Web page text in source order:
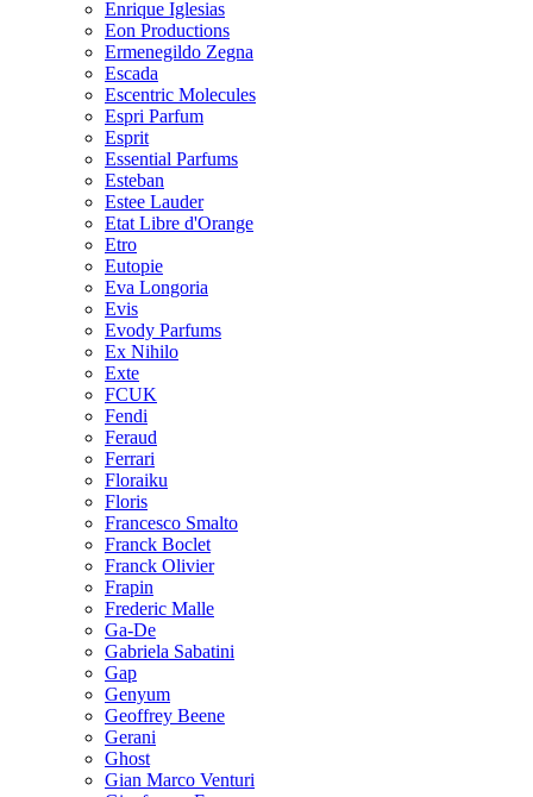
Enrique Iglesias
Eon Productions
Ermenegildo Zegna
Escada
Escentric Molecules
Espri Parfum
Esprit
Essential Parfums
Esteban
Estee Lauder
Etat Libre d'Orange
Etro
Eutopie
Eva Longoria
Evis
Evody Parfums
Ex Nihilo
Exte
FCUK
Fendi
Feraud
Ferrari
Floraiku
Floris
Francesco Smalto
Franck Boclet
Franck Olivier
Frapin
Frederic Malle
Ga-De
Gabriela Sabatini
Gap
Genyum
Geoffrey Beene
Gerani
Ghost
Gian Marco Venturi